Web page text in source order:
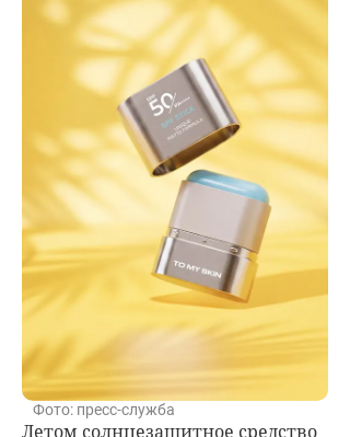
Фото: пресс-служба
Летом солнцезащитное средство